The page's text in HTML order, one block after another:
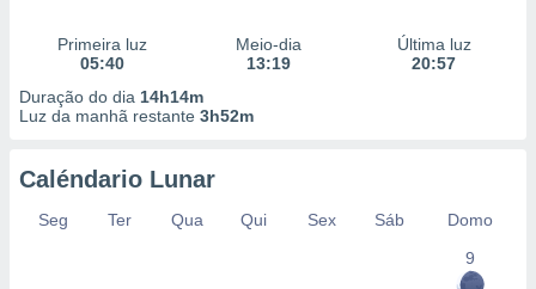
Primeira luz
05:40
Meio-dia
13:19
Última luz
20:57
Duração do dia 14h14m
Luz da manhã restante 3h52m
Caléndario Lunar
Seg Ter Qua Qui Sex Sáb
Domo
9